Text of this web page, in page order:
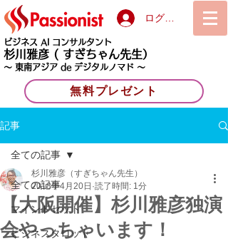
ログイン
ビジネス AI コンサルタント
杉川雅彦 ( すぎちゃん先生）
〜 東南アジア de デジタルノマド 〜
無料プレゼント
記事
全ての記事
マインドセット
ビジネスタロット
全ての記事
【大阪開催】杉川雅彦独演
会やっちゃいます！
杉川雅彦（すぎちゃん先生）
2018年4月20日 読了時間: 1分